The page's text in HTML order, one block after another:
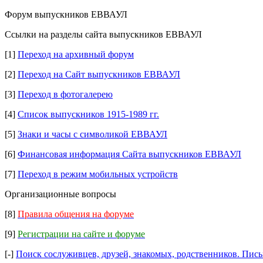
Форум выпускников ЕВВАУЛ
Ссылки на разделы сайта выпускников ЕВВАУЛ
[1] Переход на архивный форум
[2] Переход на Сайт выпускников ЕВВАУЛ
[3] Переход в фотогалерею
[4] Список выпускников 1915-1989 гг.
[5] Знаки и часы с символикой ЕВВАУЛ
[6] Финансовая информация Сайта выпускников ЕВВАУЛ
[7] Переход в режим мобильных устройств
Организационные вопросы
[8] Правила общения на форуме
[9] Регистрации на сайте и форуме
[-] Поиск сослуживцев, друзей, знакомых, родственников.